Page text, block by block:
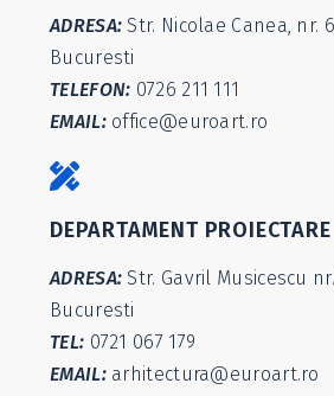
ADRESA: Str. Nicolae Canea, nr.
Bucuresti
TELEFON: 0726 211 111
EMAIL:office@euroart.ro
DEPARTAMENT PROIECTARE
ADRESA: Str. Gavril Musicescu nr.
Bucuresti
TEL: 0721 067 179
EMAIL:arhitectura@euroart.ro